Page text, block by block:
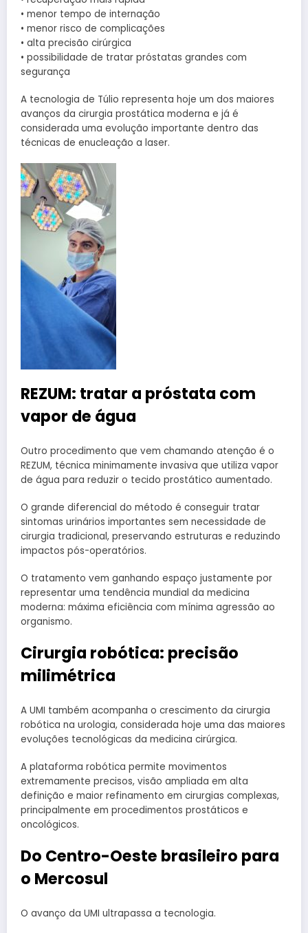
• menor tempo de internação
• menor risco de complicações
• alta precisão cirúrgica
• possibilidade de tratar próstatas grandes com
segurança
A tecnologia de Túlio representa hoje um dos maiores
avanços da cirurgia prostática moderna e já é
considerada uma evolução importante dentro das
técnicas de enucleação a laser.
REZUM: tratar a próstata com
vapor de água
Outro procedimento que vem chamando atenção é o
REZUM, técnica minimamente invasiva que utiliza vapor
de água para reduzir o tecido prostático aumentado.
O grande diferencial do método é conseguir tratar
sintomas urinários importantes sem necessidade de
cirurgia tradicional, preservando estruturas e reduzindo
impactos pós-operatórios.
O tratamento vem ganhando espaço justamente por
representar uma tendência mundial da medicina
moderna: máxima eficiência com mínima agressão ao
organismo.
Cirurgia robótica: precisão
milimétrica
A UMI também acompanha o crescimento da cirurgia
robótica na urologia, considerada hoje uma das maiores
evoluções tecnológicas da medicina cirúrgica.
A plataforma robótica permite movimentos
extremamente precisos, visão ampliada em alta
definição e maior refinamento em cirurgias complexas,
principalmente em procedimentos prostáticos e
oncológicos.
Do Centro-Oeste brasileiro para
o Mercosul
O avanço da UMI ultrapassa a tecnologia.